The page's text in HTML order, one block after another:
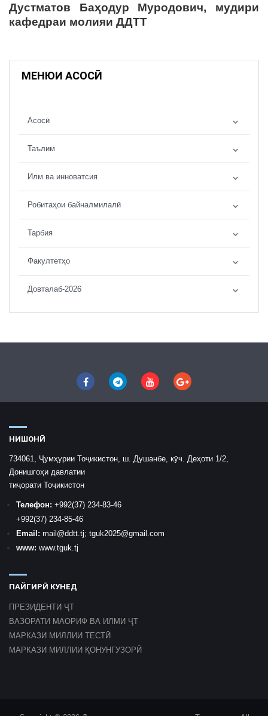
Дустматов Баҳодур Муродович, мудири
кафедраи молияи ДДТТ
МЕНЮИ АСОСӢ
Асосӣ
Таълим
Илм ва инноватсия
Робитаҳои байналмилалӣ
Тарбия
Факултетҳо
Довталаб-2026
НИШОНӢ
734061, Ҷумҳурии Тоҷикистон, ш. Душанбе, кӯч. Деҳоти 1/2,
Донишгоҳи давлатии
тиҷорати Тоҷикистон
Телефон: +992(37) 234-83-46
+992(37) 234-85-46
Email: mail @ddtt.tj; tguk2025@gmail.com
www: www.tguk.tj
ПАЙГИРӢ КУНЕД
ПРЕЗИДЕНТИ ҶТ
ВАЗОРАТИ МАОРИФ ВА ИЛМИ ҶТ
МАРКАЗИ МИЛЛИИ ТЕСТӢ
МАРКАЗИ МИЛЛИИ ҚОНУНГУЗОРӢ